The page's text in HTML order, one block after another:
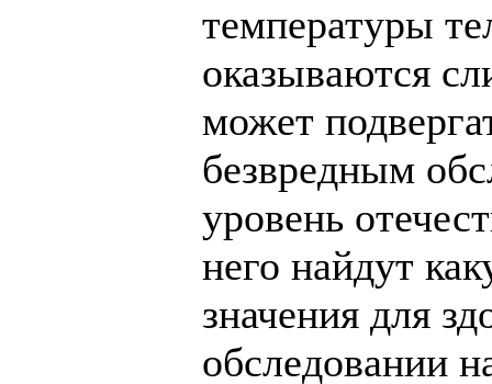
температуры
оказываются
может
безвредным
уровень
него найдут
значения для
обследовании